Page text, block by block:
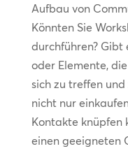
Aufbau von
Könnten Sie
durchführen? Gibt
oder Elemente,
sich zu treffen
nicht nur
Kontakte knüpfen
einen geeigneten